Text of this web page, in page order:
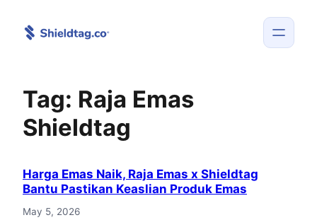
Tag: Raja Emas
Shieldtag
Harga Emas Naik, Raja Emas x Shieldtag
Bantu Pastikan Keaslian Produk Emas
May 5, 2026